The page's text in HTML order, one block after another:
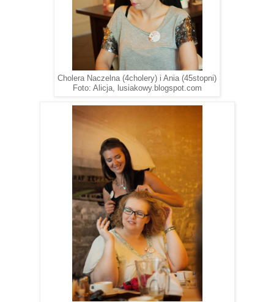
Cholera Naczelna (4cholery) i Ania (45stopni)
Foto: Alicja, lusiakowy.blogspot.com